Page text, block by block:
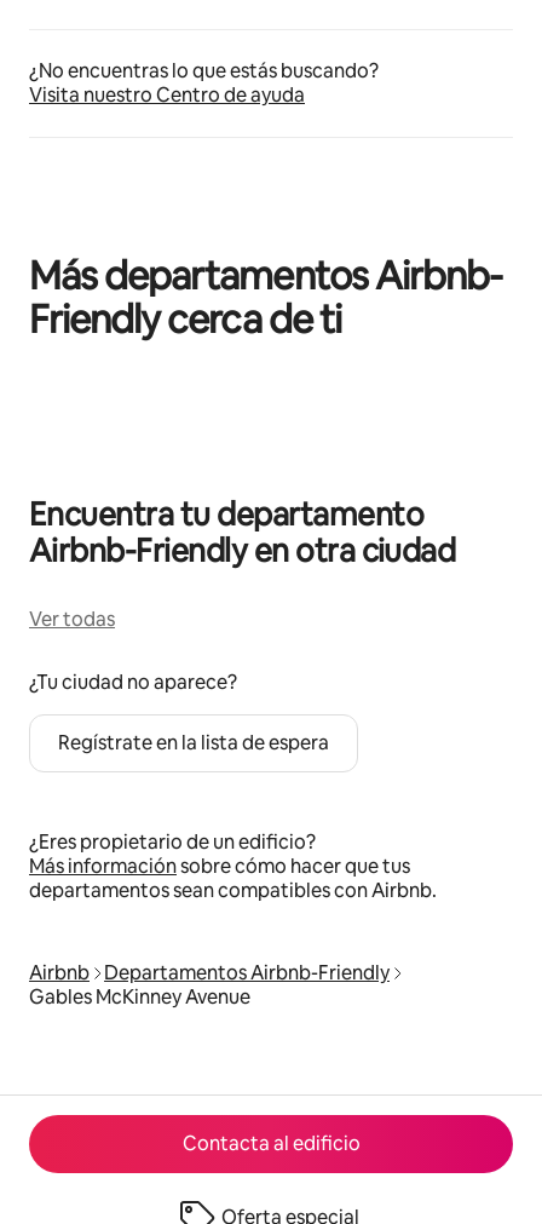
Contacta al edificio
Oferta especial
¿No encuentras lo que estás buscando?
Visita nuestro Centro de ayuda
Más departamentos Airbnb-
Friendly cerca de ti
Encuentra tu departamento
Airbnb-Friendly en otra ciudad
Ver todas
¿Tu ciudad no aparece?
Regístrate en la lista de espera
¿Eres propietario de un edificio?
Más informaciónsobre cómo hacer que tus
departamentos sean compatibles con Airbnb.
Airbnb
Departamentos Airbnb-Friendly
Gables McKinney Avenue